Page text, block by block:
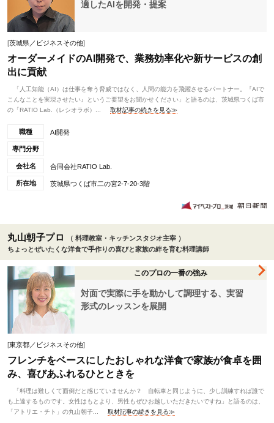
適したAIを開発・提案
[茨城県／ビジネスその他]
オーダーメイドのAI開発で、業務効率化や新サービスの創
出に貢献
「人工知能（AI）は仕事を奪う脅威ではなく、人間の能力を飛躍させるパートナー。『AIで
こんなことを実現させたい』というご要望をお聞かせください」と語るのは、茨城県つくば市
の「RATIO Lab.（レシオラボ）...
取材記事の続きを見る≫
職種 AI開発
専門分野
会社名 合同会社RATIO Lab.
所在地 茨城県つくば市二の宮2-7-20-3階
丸山朝子プロ
（ 料理教室・キッチンスタジオ主宰 ）
ちょっとぜいたくな洋食で手作りの喜びと家族の絆を育む料理講師
このプロの一番の強み
対面で実際に手を動かして調理する、実習
形式のレッスンを展開
[東京都／ビジネスその他]
フレンチをベースにしたおしゃれな洋食で家族が食卓を囲
み、喜びあふれるひとときを
「料理は難しくて面倒だと感じていませんか？ 自転車と同じように、少し訓練すれば誰で
も上達するものです。女性はもとより、男性もぜひお越しいただきたいですね」と語るのは、
「アトリエ・チト」の丸山朝子...
取材記事の続きを見る≫